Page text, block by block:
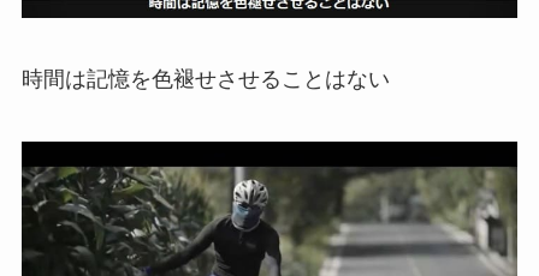
時間は記憶を色褪せさせることはない